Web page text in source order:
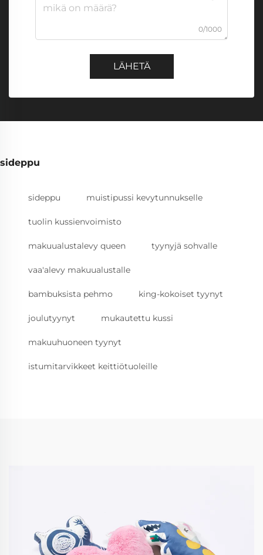
0/1000
LÄHETÄ
sideppu
sideppu muistipussi kevytunnukselle
tuolin kussienvoimisto
makuualustalevy queen tyynyjä sohvalle
vaa'alevy makuualustalle
bambuksista pehmo king-kokoiset tyynyt
joulutyynyt mukautettu kussi
makuuhuoneen tyynyt
istumitarvikkeet keittiötuoleille